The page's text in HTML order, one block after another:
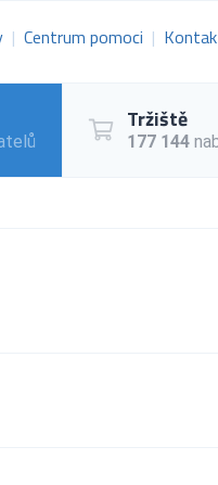
Centrum pomoci
Tržiště
177 144